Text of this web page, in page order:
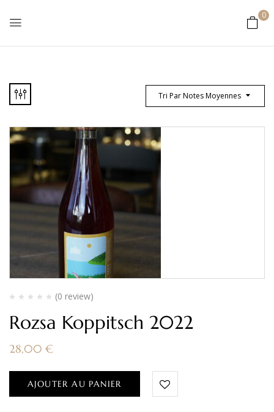
0
Tri Par Notes Moyennes
(0 review)
Rozsa Koppitsch 2022
28,00 €
AJOUTER AU PANIER